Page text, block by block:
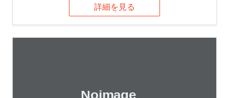
詳細を見る